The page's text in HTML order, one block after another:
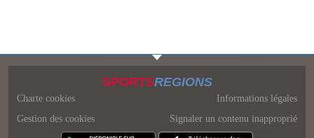
SPORTSREGIONS
Charte cookies
Gestion des cookies
Informations légales
Signaler un contenu inapproprié